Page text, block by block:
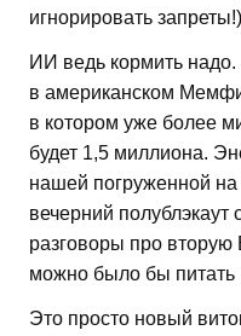
игнорировать
ИИ ведь кормить
в американском
в котором уже более
будет 1,5 миллиона.
нашей погруженной
вечерний полублэкаут
разговоры про
можно было бы
Это просто новый